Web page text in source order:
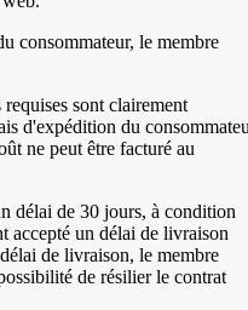
consommateur, le membre
sont clairement
d'expédition du
ne peut être facturé au
délai de 30 jours, à condition
accepté un délai de livraison
de livraison, le membre
de résilier le contrat